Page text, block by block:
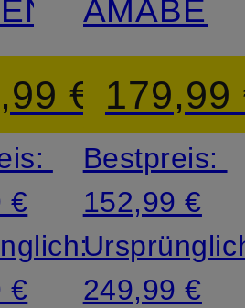
€
€
€
AMABEL
179,99
Bestpreis:
152,99 €
249,99 €